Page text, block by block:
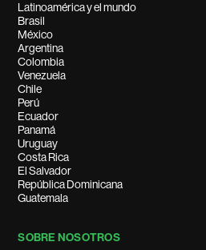
Latinoamérica y el mundo
Brasil
México
Argentina
Colombia
Venezuela
Chile
Perú
Ecuador
Panamá
Uruguay
Costa Rica
El Salvador
República Dominicana
Guatemala
SOBRE NOSOTROS